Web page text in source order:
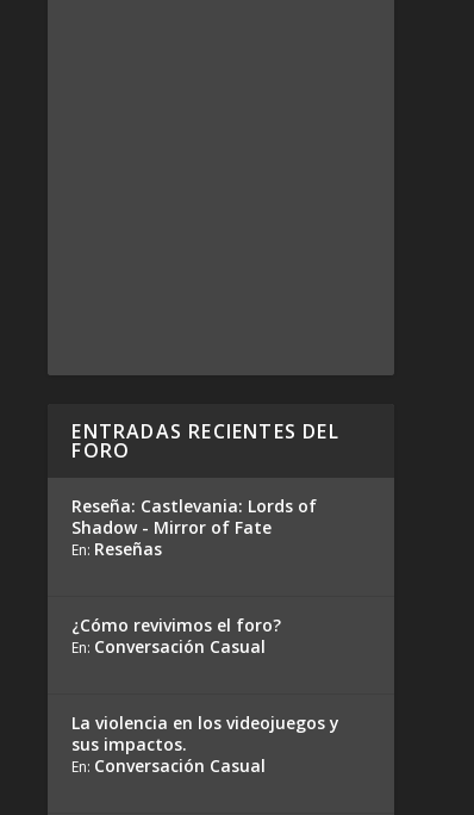
ENTRADAS RECIENTES DEL
FORO
Reseña: Castlevania: Lords of
Shadow - Mirror of Fate
En: Reseñas
¿Cómo revivimos el foro?
En: Conversación Casual
La violencia en los videojuegos y
sus impactos.
En: Conversación Casual